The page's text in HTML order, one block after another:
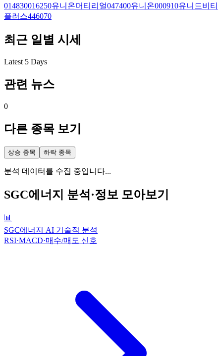
014830016250유니온머티리얼047400유니온000910유니드비티
플러스446070
최근 일별 시세
Latest 5 Days
관련 뉴스
0
다른 종목 보기
상승 종목 하락 종목
분석 데이터를 수집 중입니다...
SGC에너지 분석·정보 모아보기
📊
SGC에너지 AI 기술적 분석
RSI·MACD·매수/매도 신호